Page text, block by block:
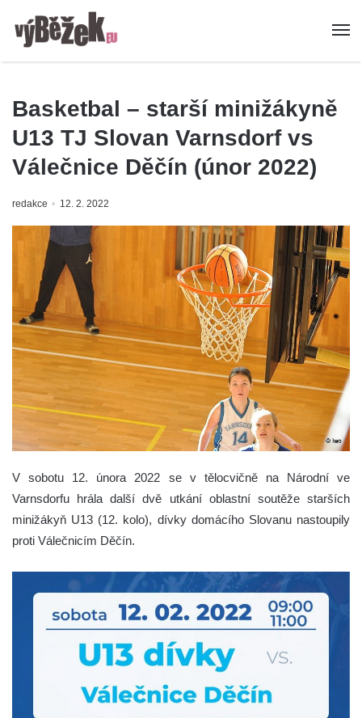
Basketbal – starší minižákyně
U13 TJ Slovan Varnsdorf vs
Válečnice Děčín (únor 2022)
redakce 12. 2. 2022
V sobotu 12. února 2022 se v tělocvičně na Národní ve
Varnsdorfu hrála další dvě utkání oblastní soutěže starších
minižákyň U13 (12. kolo), dívky domácího Slovanu nastoupily
proti Válečnicím Děčín.